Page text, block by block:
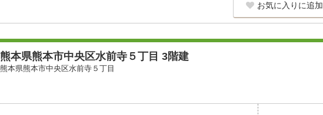
お気に入りに追加
熊本県熊本市中央区水前寺５丁目 3階建
熊本県熊本市中央区水前寺５丁目